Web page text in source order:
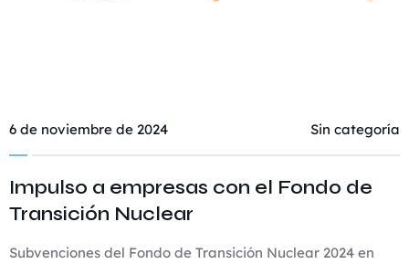
6 de noviembre de 2024 Sin categoría
Impulso a empresas con el Fondo de
Transición Nuclear
Subvenciones del Fondo de Transición Nuclear 2024 en